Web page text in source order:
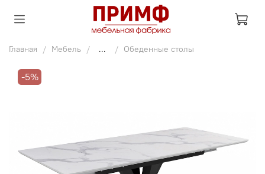
Главная Мебель ... Обеденные столы
-5%